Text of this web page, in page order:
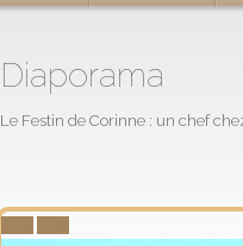
Diaporama
Le Festin de Corinne : un chef